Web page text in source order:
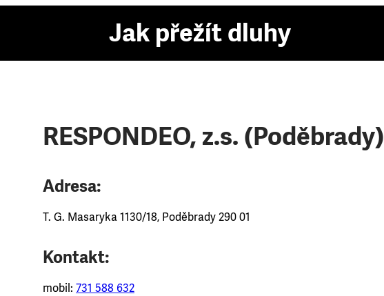
Jak přežít dluhy
RESPONDEO, z.s. (Poděbrady)
Adresa:
T. G. Masaryka 1130/18, Poděbrady 290 01
Kontakt:
mobil: 731 588 632